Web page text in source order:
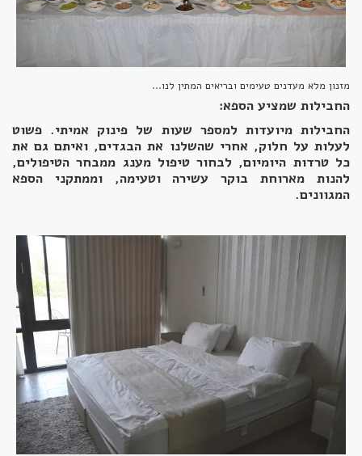
מזנון מלא מעדנים טעימים ובריאים המתין לנו...
החבילות שמציע הספא:
החבילות מיועדות למספר שעות של פינוק אמיתי. פשוט
לעלות על חלוק, אחרי שהשלנו את הבגדים, ואיתם גם את
כל טרדות היומיום, לבחור טיפול מענג ממבחר הטיפולים,
להנות מארוחת בוקר עשירה וטעימה, וממתקני הספא
המגוונים.